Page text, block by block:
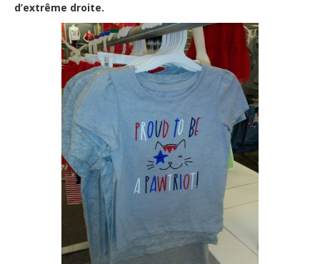
d’extrême droite.